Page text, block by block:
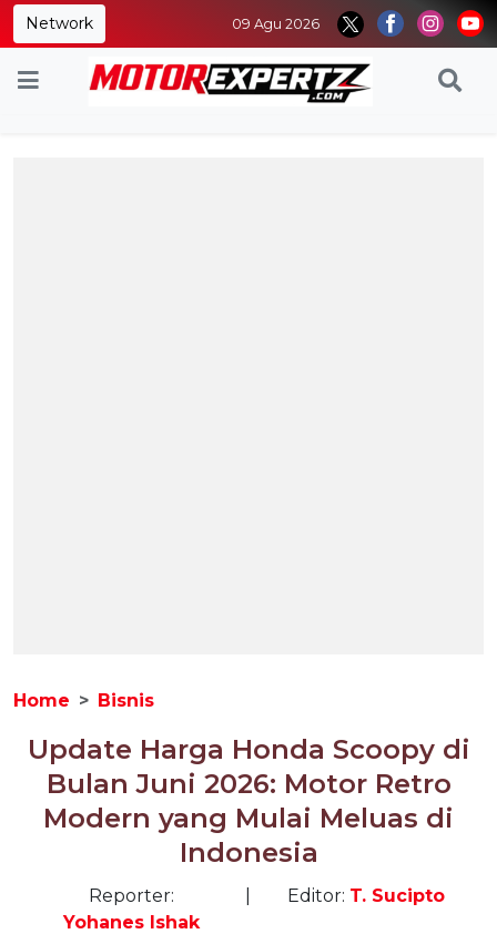
Network 09 Agu 2026
Home Bisnis
Update Harga Honda Scoopy di
Bulan Juni 2026: Motor Retro
Modern yang Mulai Meluas di
Indonesia
Reporter:
Yohanes Ishak
Editor: T. Sucipto